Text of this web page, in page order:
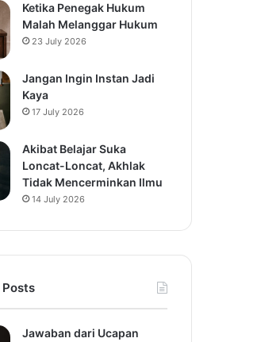
Ketika Penegak Hukum
Malah Melanggar Hukum
23 July 2026
Jangan Ingin Instan Jadi
Kaya
17 July 2026
Akibat Belajar Suka
Loncat-Loncat, Akhlak
Tidak Mencerminkan Ilmu
14 July 2026
Jawaban dari Ucapan